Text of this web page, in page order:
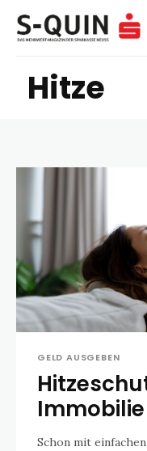
Hitze
GELD AUSGEBEN
Immobilie
Schon mit